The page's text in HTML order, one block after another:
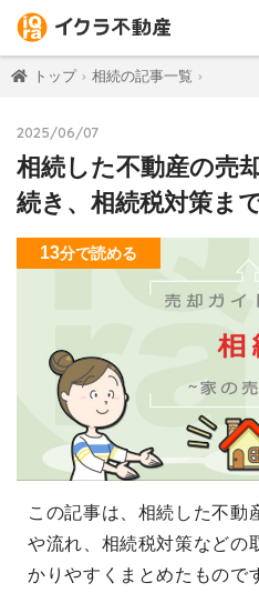
トップ 相続の記事一覧
2025/06/07
相続した不動産の売
続き、相続税対策ま
13分で読める
この記事は、相続した不動
や流れ、相続税対策などの
かりやすくまとめたもので